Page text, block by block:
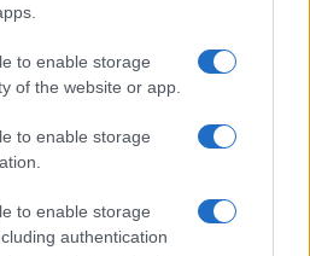
to enable storage
of the website or app.
to enable storage
to enable storage
authentication
avere il titolone,“arriva
. Però in realtà quel
pensarci su: ma è
genere con questo